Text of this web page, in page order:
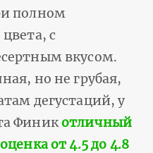
полном
с
вкусом.
но не грубая,
дегустаций, у
Финикотличный
от 4.5 до 4.8